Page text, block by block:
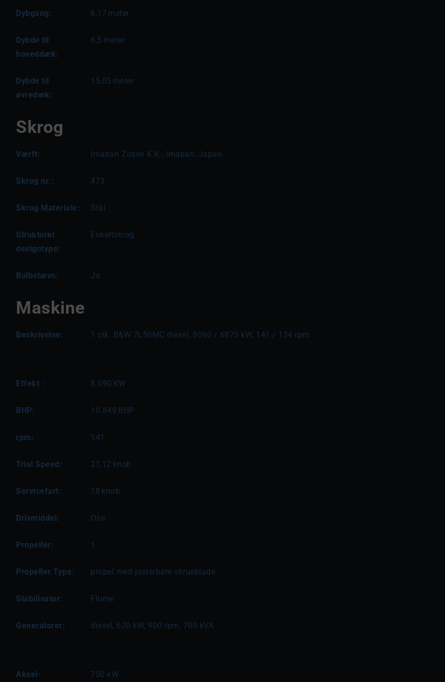
Dybgang: 6,17 meter
Dybde til
hoveddæk:
6,5 meter
Dybde til
øvredæk:
15,05 meter
Skrog
Værft: Imabari Zosen K.K., Imabari, Japan
Skrog nr.: 473
Skrog Materiale: Stål
Strukturel
designtype:
Enkeltskrog
Bulbstævn: Ja
Maskine
Beskrivelse: 1 stk. B&W 7L50MC diesel, 8090 / 6875 kW, 141 / 134 rpm
Effekt : 8.090 KW
BHP: 10.849 BHP
rpm: 141
Trial Speed: 21,12 knob
Servicefart: 18 knob
Drivmiddel: Olie
Propeller: 1
Propeller Type: propel med justerbare skrueblade
Stabilisator: Flume
Generatorer: diesel, 620 kW, 900 rpm, 700 kVA
Aksel-
750 kW